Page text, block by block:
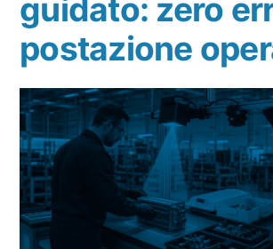
guidato: zero
postazione